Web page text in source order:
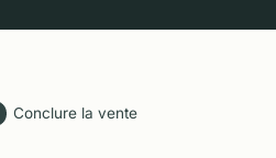
Conclure la vente